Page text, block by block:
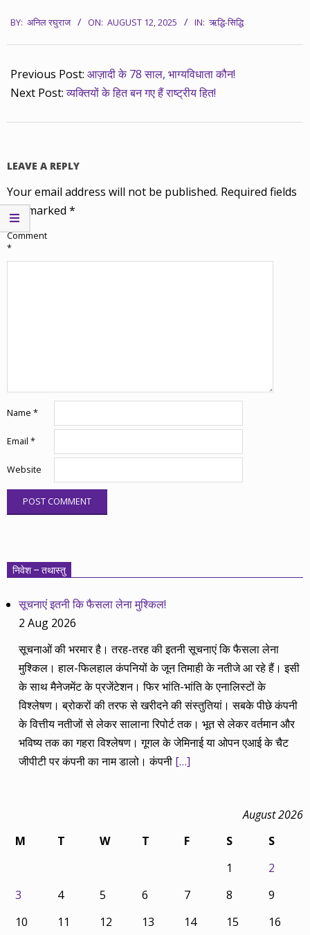
08-
12
BY: अनिल रघुराज ON: AUGUST 12, 2025 IN: ऋद्धि-सिद्धि
Previous Post: आज़ादी के 78 साल, भाग्यविधाता कौन!
Next Post:व्यक्तियों के हित बन गए हैं राष्ट्रीय हित!
LEAVE A REPLY
Your email address will not be published. Required fields
are marked *
Comment
*
Name *
Email *
Website
निवेश – तथास्तु
सूचनाएं इतनी कि फैसला लेना मुश्किल!
2 Aug 2026
सूचनाओं की भरमार है। तरह-तरह की इतनी सूचनाएं कि फैसला लेना
मुश्किल। हाल-फिलहाल कंपनियों के जून तिमाही के नतीजे आ रहे हैं। इसी
के साथ मैनेजमेंट के प्रजेंटेशन। फिर भांति-भांति के एनालिस्टों के
विश्लेषण। ब्रोकरों की तरफ से खरीदने की संस्तुतियां। सबके पीछे कंपनी
के वित्तीय नतीजों से लेकर सालाना रिपोर्ट तक। भूत से लेकर वर्तमान और
भविष्य तक का गहरा विश्लेषण। गूगल के जेमिनाई या ओपन एआई के चैट
जीपीटी पर कंपनी का नाम डालो। कंपनी […]
August 2026
M
T W T F S
S
1
2
3
4 5 6 7 8
9
10
11 12 13 14 15 16